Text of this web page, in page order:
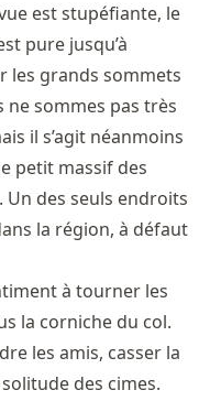
est stupéfiante, le
pure jusqu’à
les grands sommets
ne sommes pas très
il s’agit néanmoins
petit massif des
Un des seuls endroits
la région, à défaut
à tourner les
la corniche du col.
les amis, casser la
des cimes.